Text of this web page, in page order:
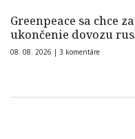
Greenpeace sa chce
ukončenie dovozu
08. 08. 2026 | 3 komentáre